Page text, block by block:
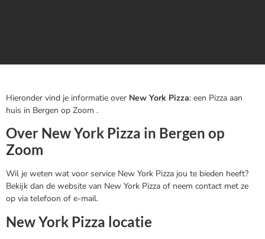
Hieronder vind je informatie over New York Pizza: een Pizza aan
huis in Bergen op Zoom .
Over New York Pizza in Bergen op
Zoom
Wil je weten wat voor service New York Pizza jou te bieden heeft?
Bekijk dan de website van New York Pizza of neem contact met ze
op via telefoon of e-mail.
New York Pizza locatie